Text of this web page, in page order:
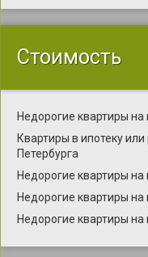
Стоимость
Недорогие квартиры
Квартиры в ипотеку
Петербурга
Недорогие квартиры
Недорогие квартиры
Недорогие квартиры